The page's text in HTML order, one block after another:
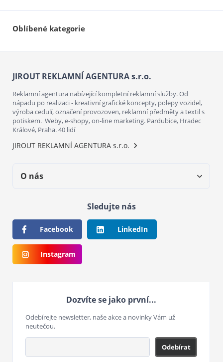
Oblíbené kategorie
JIROUT REKLAMNÍ AGENTURA s.r.o.
Reklamní agentura nabízející kompletní reklamní služby. Od
nápadu po realizaci - kreativní grafické koncepty, polepy vozidel,
výroba cedulí, označení provozoven, reklamní předměty a textil s
potiskem. Weby, e-shopy, on-line marketing. Pardubice, Hradec
Králové, Praha. 40 lidí
JIROUT REKLAMNÍ AGENTURA s.r.o.
O nás
Sledujte nás
Facebook LinkedIn
Instagram
Dozvíte se jako první...
Odebírejte newsletter, naše akce a novinky Vám už
neutečou.
Odebírat